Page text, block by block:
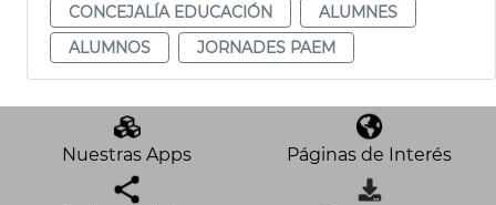
CONCEJALÍA EDUCACIÓN
ALUMNES
ALUMNOS
JORNADES PAEM
Nuestras Apps Páginas de Interés